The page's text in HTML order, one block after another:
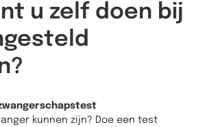
u zelf doen bij
kunnen zijn? Doe een test